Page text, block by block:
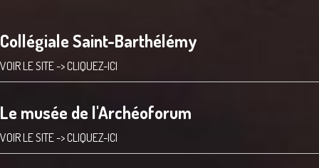
Collégiale Saint-Barthélémy
VOIR LE SITE ->CLIQUEZ-ICI
Le musée de l'Archéoforum
VOIR LE SITE ->CLIQUEZ-ICI